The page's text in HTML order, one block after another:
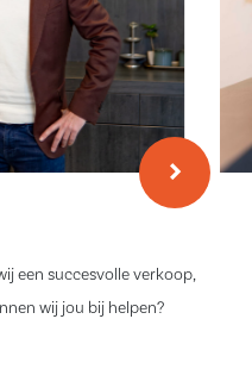
een succesvolle verkoop,
wij jou bij helpen?